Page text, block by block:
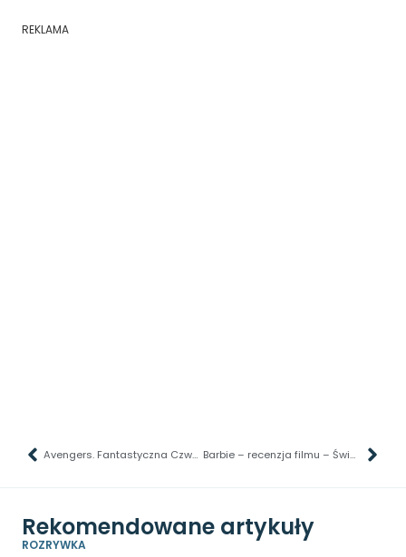
REKLAMA
Avengers. Fantastyczna Czwórka. Empireum – recenzja komiksu – Kree, skrulle i żywe krzaki Barbie – recenzja filmu – Świetny film, który bawi i skłania do przemyśleń
Rekomendowane artykuły
ROZRYWKA